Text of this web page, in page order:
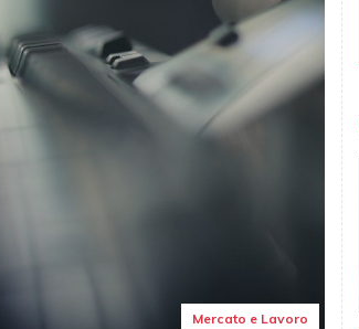
Mercato e Lavoro